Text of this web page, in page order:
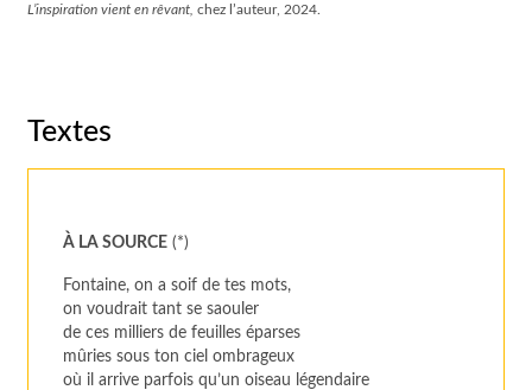
L’inspiration vient en rêvant,chez l’auteur, 2024.
Textes
À LA SOURCE (*)
Fontaine, on a soif de tes mots,
on voudrait tant se saouler
de ces milliers de feuilles éparses
mûries sous ton ciel ombrageux
où il arrive parfois qu’un oiseau légendaire